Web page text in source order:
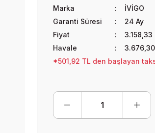
Marka
İVİGO
Garanti Süresi
24 Ay
Fiyat
3.158,33
Havale
*501,92 TL den başlayan